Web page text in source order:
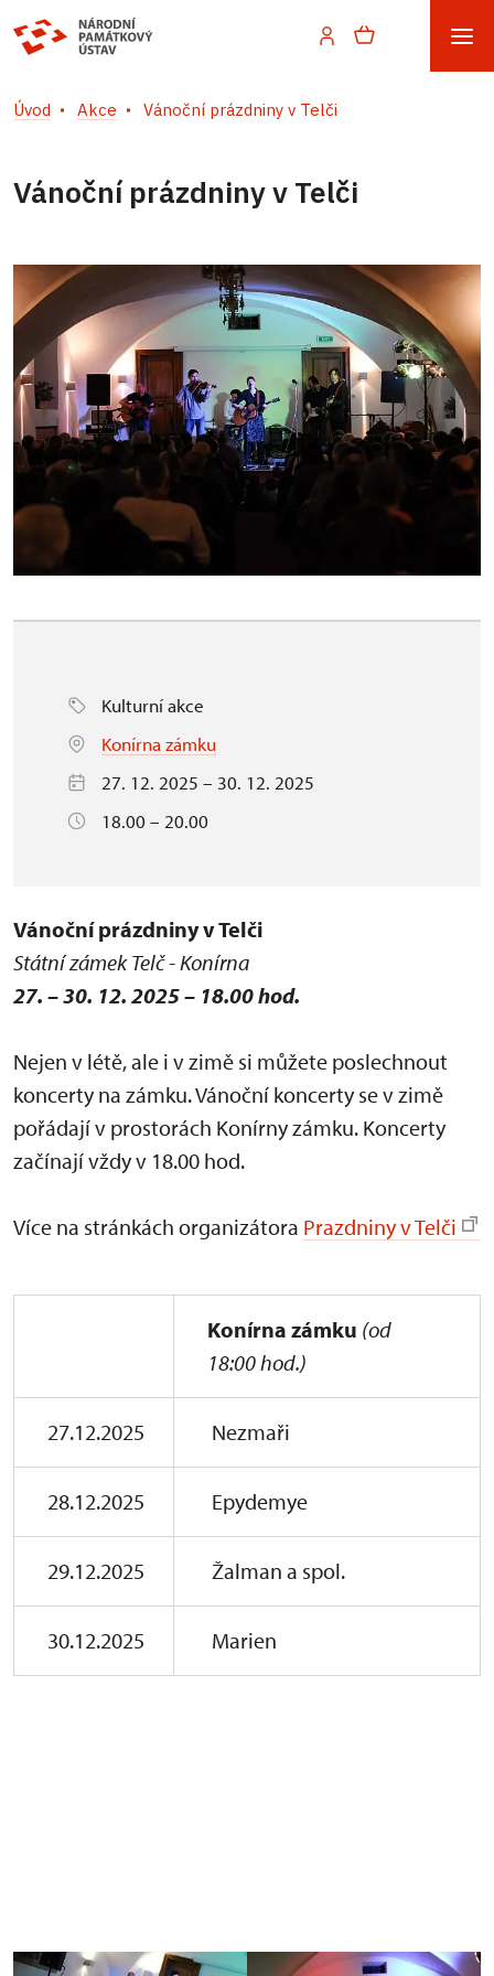
Úvod Akce Vánoční prázdniny v Telči
Vánoční prázdniny v Telči
Kulturní akce
Konírna zámku
27. 12. 2025 – 30. 12. 2025
18.00 – 20.00
Vánoční prázdniny v Telči
Státní zámek Telč - Konírna
27. – 30. 12. 2025 – 18.00 hod.
Nejen v létě, ale i v zimě si můžete poslechnout
koncerty na zámku. Vánoční koncerty se v zimě
pořádají v prostorách Konírny zámku. Koncerty
začínají vždy v 18.00 hod.
Více na stránkách organizátora Prazdniny v Telči
Konírna zámku (od
18:00 hod.)
27.12.2025 Nezmaři
28.12.2025 Epydemye
29.12.2025 Žalman a spol.
30.12.2025 Marien